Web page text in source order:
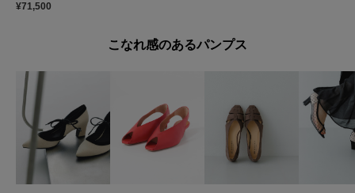
¥71,500
こなれ感のあるパンプス